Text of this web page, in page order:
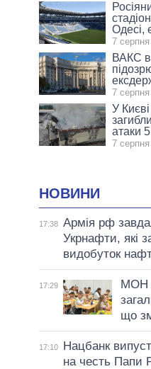
Одесі,
7
ВАКС
7
У Києві
атаки
7
НОВИНИ
17:38 Армія рф
Укрнафти, які
видобуток
17:29
МОН
що
17:10
Нацбанк
на честь Папи